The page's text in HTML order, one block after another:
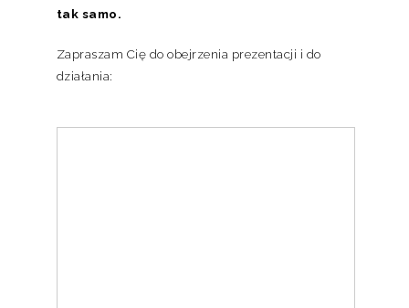
tak samo.
Zapraszam Cię do obejrzenia prezentacji i do
działania: